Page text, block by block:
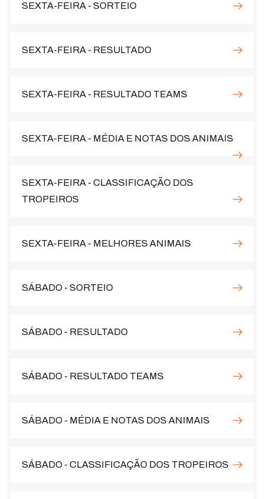
SEXTA-FEIRA - SORTEIO
SEXTA-FEIRA - RESULTADO
SEXTA-FEIRA - RESULTADO TEAMS
SEXTA-FEIRA - MÉDIA E NOTAS DOS ANIMAIS
SEXTA-FEIRA - CLASSIFICAÇÃO DOS
TROPEIROS
SEXTA-FEIRA - MELHORES ANIMAIS
SÁBADO - SORTEIO
SÁBADO - RESULTADO
SÁBADO - RESULTADO TEAMS
SÁBADO - MÉDIA E NOTAS DOS ANIMAIS
SÁBADO - CLASSIFICAÇÃO DOS TROPEIROS